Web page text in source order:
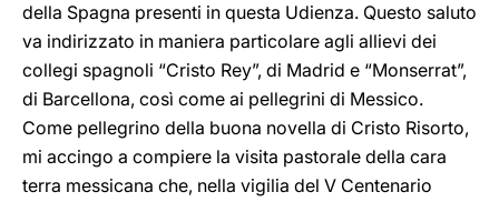
della Spagna presenti in questa Udienza. Questo saluto
va indirizzato in maniera particolare agli allievi dei
collegi spagnoli “Cristo Rey”, di Madrid e “Monserrat”,
di Barcellona, così come ai pellegrini di Messico.
Come pellegrino della buona novella di Cristo Risorto,
mi accingo a compiere la visita pastorale della cara
terra messicana che, nella vigilia del V Centenario